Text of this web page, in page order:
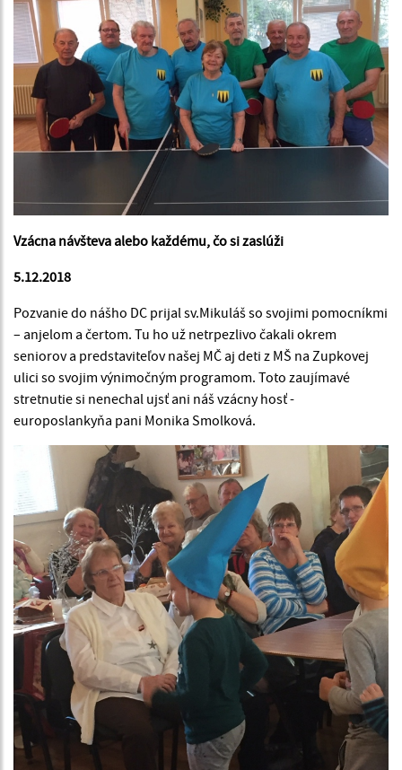
Vzácna návšteva alebo každému, čo si zaslúži
5.12.2018
Pozvanie do nášho DC prijal sv.Mikuláš so svojimi pomocníkmi
– anjelom a čertom. Tu ho už netrpezlivo čakali okrem
seniorov a predstaviteľov našej MČ aj deti z MŠ na Zupkovej
ulici so svojim výnimočným programom. Toto zaujímavé
stretnutie si nenechal ujsť ani náš vzácny hosť -
europoslankyňa pani Monika Smolková.